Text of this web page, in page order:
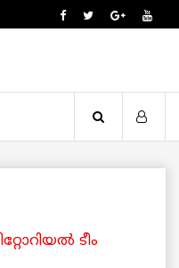
ടീം